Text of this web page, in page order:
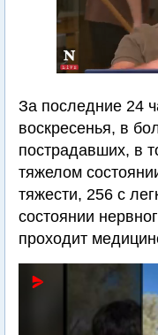
За последние 24
воскресенья, в
пострадавших, в
тяжелом
тяжести, 256 с
состоянии
проходит